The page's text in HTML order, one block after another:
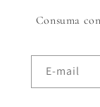
Consuma
E-mail